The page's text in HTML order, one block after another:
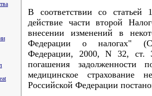
В соответствии со статьей
действие части второй
внесении изменений в
Федерации о налогах"
Федерации, 2000, N 32,
погашения задолженности
медицинское страхование
Российской Федерации